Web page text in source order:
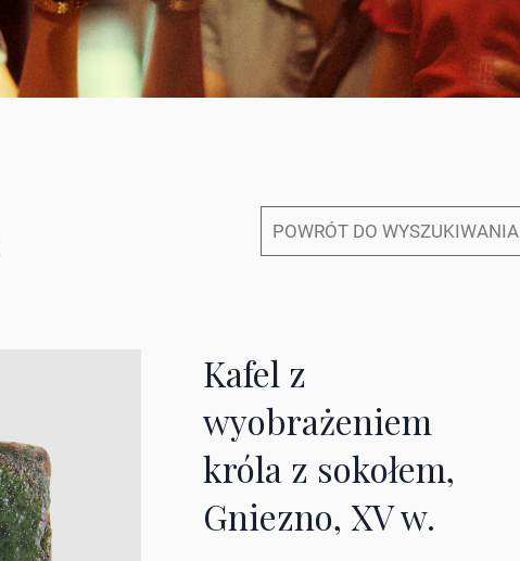
POWRÓT DO WYSZUKIWANIA
Kafel z
wyobrażeniem
króla z sokołem,
Gniezno, XV w.